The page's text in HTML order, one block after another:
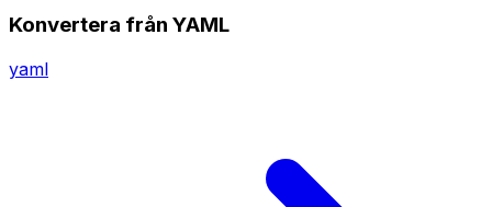
Konvertera från YAML
yaml